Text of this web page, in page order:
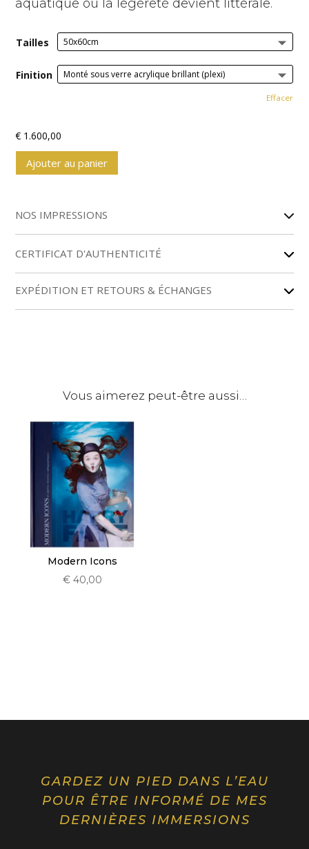
aquatique où la légèreté devient littérale.
Tailles
Finition
Effacer
€ 1.600,00
Ajouter au panier
t
e
t
i
NOS IMPRESSIONS
CERTIFICAT D'AUTHENTICITÉ
EXPÉDITION ET RETOURS & ÉCHANGES
Vous aimerez peut-être aussi…
Modern Icons
€40,00
GARDEZ UN PIED DANS L’EAU
POUR ÊTRE INFORMÉ DE MES
DERNIÈRES IMMERSIONS